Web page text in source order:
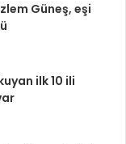
Güneş, eşi
ilk 10 ili